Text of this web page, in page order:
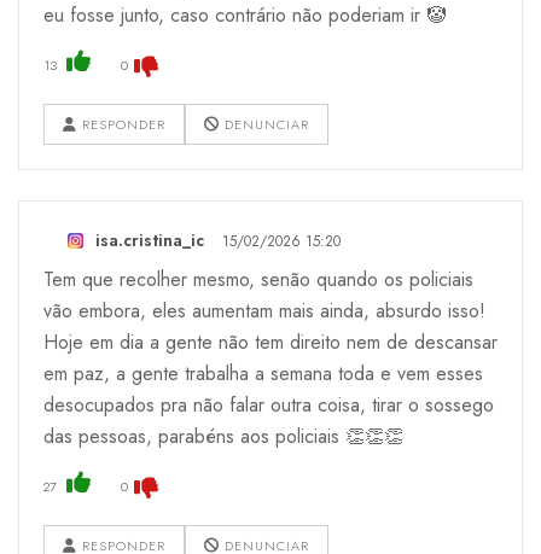
eu fosse junto, caso contrário não poderiam ir 🤡
13 0
RESPONDER DENUNCIAR
isa.cristina_ic 15/02/2026 15:20
Tem que recolher mesmo, senão quando os policiais
vão embora, eles aumentam mais ainda, absurdo isso!
Hoje em dia a gente não tem direito nem de descansar
em paz, a gente trabalha a semana toda e vem esses
desocupados pra não falar outra coisa, tirar o sossego
das pessoas, parabéns aos policiais 👏👏👏
27 0
RESPONDER DENUNCIAR